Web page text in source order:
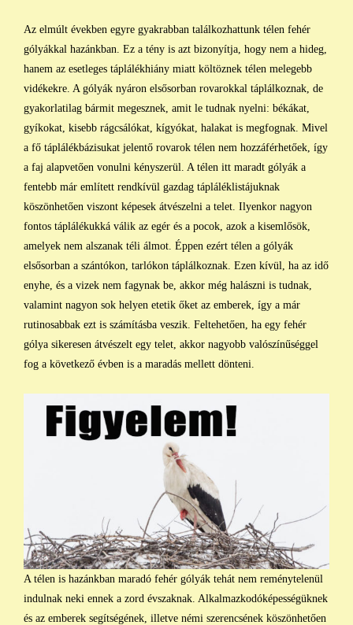
Az elmúlt években egyre gyakrabban találkozhattunk télen fehér
gólyákkal hazánkban. Ez a tény is azt bizonyítja, hogy nem a hideg,
hanem az esetleges táplálékhiány miatt költöznek télen melegebb
vidékekre. A gólyák nyáron elsősorban rovarokkal táplálkoznak, de
gyakorlatilag bármit megesznek, amit le tudnak nyelni: békákat,
gyíkokat, kisebb rágcsálókat, kígyókat, halakat is megfognak. Mivel
a fő táplálékbázisukat jelentő rovarok télen nem hozzáférhetőek, így
a faj alapvetően vonulni kényszerül. A télen itt maradt gólyák a
fentebb már említett rendkívül gazdag tápláléklistájuknak
köszönhetően viszont képesek átvészelni a telet. Ilyenkor nagyon
fontos táplálékukká válik az egér és a pocok, azok a kisemlősök,
amelyek nem alszanak téli álmot. Éppen ezért télen a gólyák
elsősorban a szántókon, tarlókon táplálkoznak. Ezen kívül, ha az idő
enyhe, és a vizek nem fagynak be, akkor még halászni is tudnak,
valamint nagyon sok helyen etetik őket az emberek, így a már
rutinosabbak ezt is számításba veszik. Feltehetően, ha egy fehér
gólya sikeresen átvészelt egy telet, akkor nagyobb valószínűséggel
fog a következő évben is a maradás mellett dönteni.
A télen is hazánkban maradó fehér gólyák tehát nem reménytelenül
indulnak neki ennek a zord évszaknak. Alkalmazkodóképességüknek
és az emberek segítségének, illetve némi szerencsének köszönhetően